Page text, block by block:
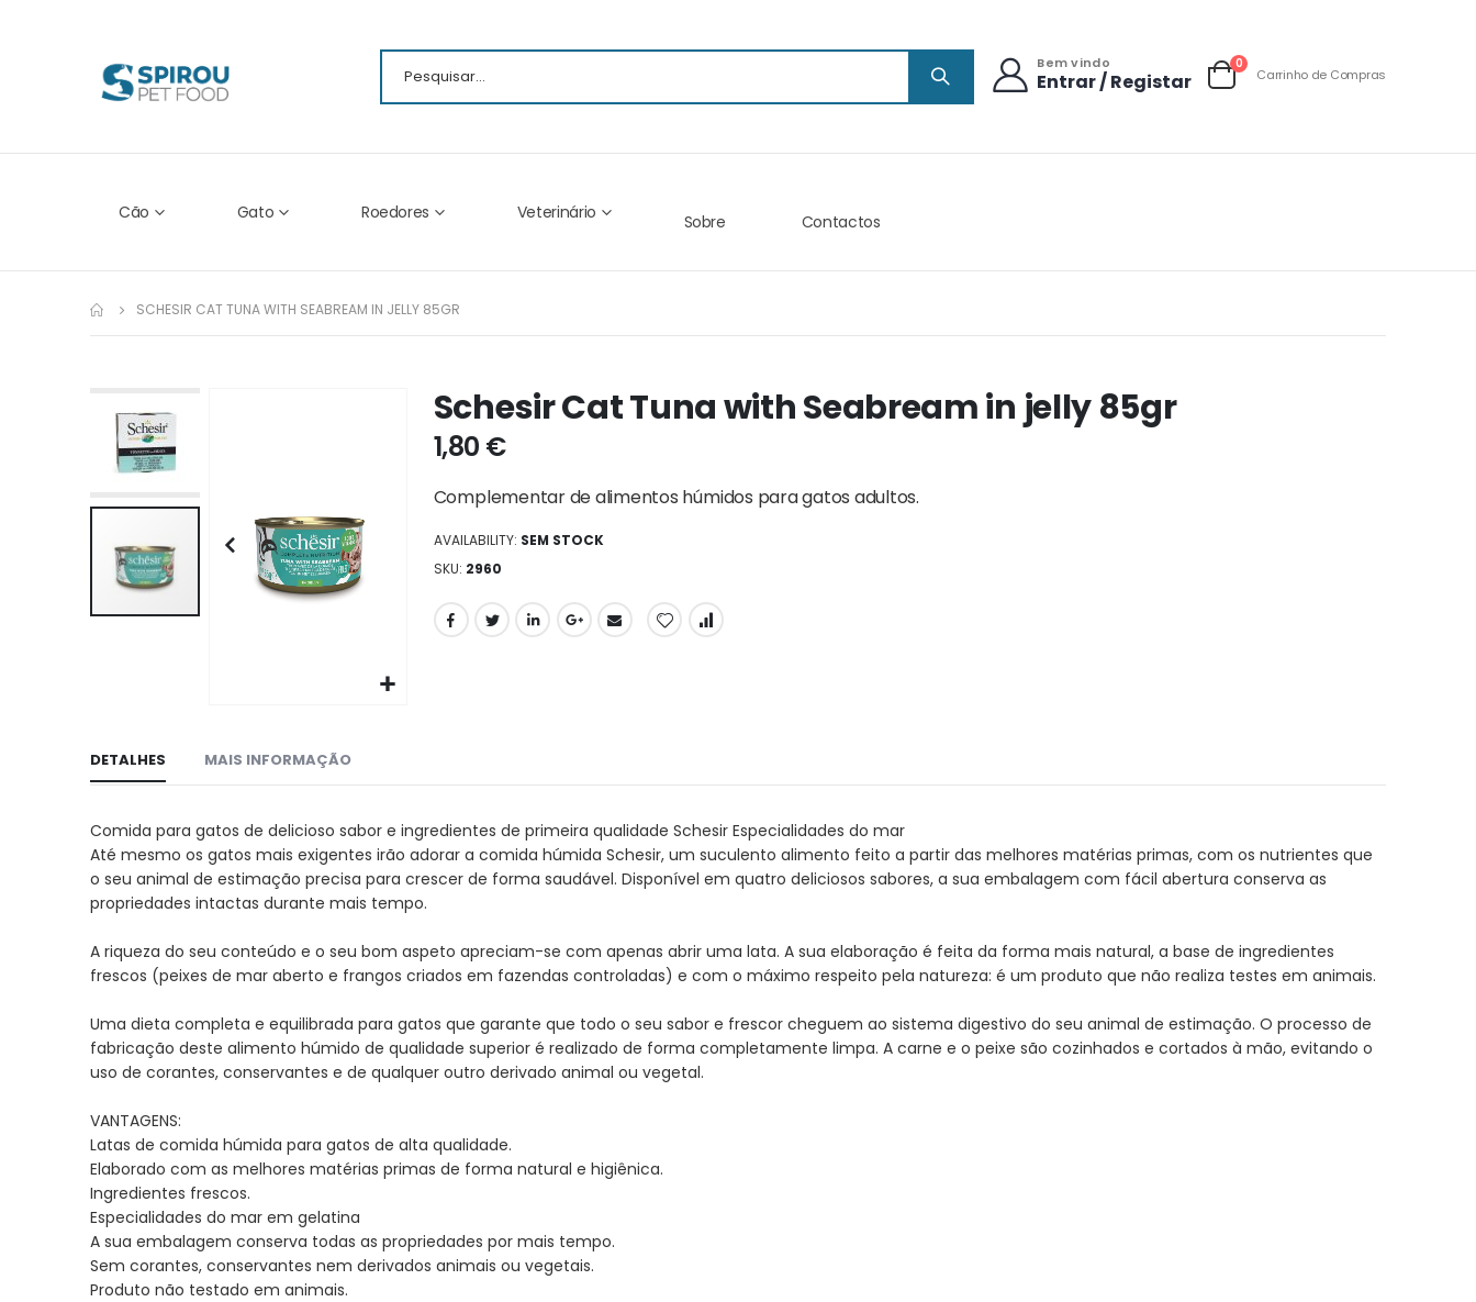
Bem vindo
Entrar / Registar Carrinho
0items
Carrinho de Compras
Cão Gato Roedores Veterinário Sobre Contactos
SCHESIR CAT TUNA WITH SEABREAM IN JELLY 85GR
para
imagens
o
início
galeria
de
imagens
Schesir Cat Tuna with Seabream in jelly 85gr
1,80 €
Complementar de alimentos húmidos para gatos adultos.
AVAILABILITY: SEM STOCK
SKU 2960
DETALHES
Comida para gatos de delicioso sabor e ingredientes de primeira qualidade Schesir Especialidades do mar
Até mesmo os gatos mais exigentes irão adorar a comida húmida Schesir, um suculento alimento feito a partir das melhores matérias primas, com os nutrientes que
o seu animal de estimação precisa para crescer de forma saudável. Disponível em quatro deliciosos sabores, a sua embalagem com fácil abertura conserva as
propriedades intactas durante mais tempo.
A riqueza do seu conteúdo e o seu bom aspeto apreciam-se com apenas abrir uma lata. A sua elaboração é feita da forma mais natural, a base de ingredientes
frescos (peixes de mar aberto e frangos criados em fazendas controladas) e com o máximo respeito pela natureza: é um produto que não realiza testes em animais.
Uma dieta completa e equilibrada para gatos que garante que todo o seu sabor e frescor cheguem ao sistema digestivo do seu animal de estimação. O processo de
fabricação deste alimento húmido de qualidade superior é realizado de forma completamente limpa. A carne e o peixe são cozinhados e cortados à mão, evitando o
uso de corantes, conservantes e de qualquer outro derivado animal ou vegetal.
VANTAGENS:
Latas de comida húmida para gatos de alta qualidade.
Elaborado com as melhores matérias primas de forma natural e higiênica.
Ingredientes frescos.
Especialidades do mar em gelatina
A sua embalagem conserva todas as propriedades por mais tempo.
Sem corantes, conservantes nem derivados animais ou vegetais.
Produto não testado em animais.
MAIS INFORMAÇÃO